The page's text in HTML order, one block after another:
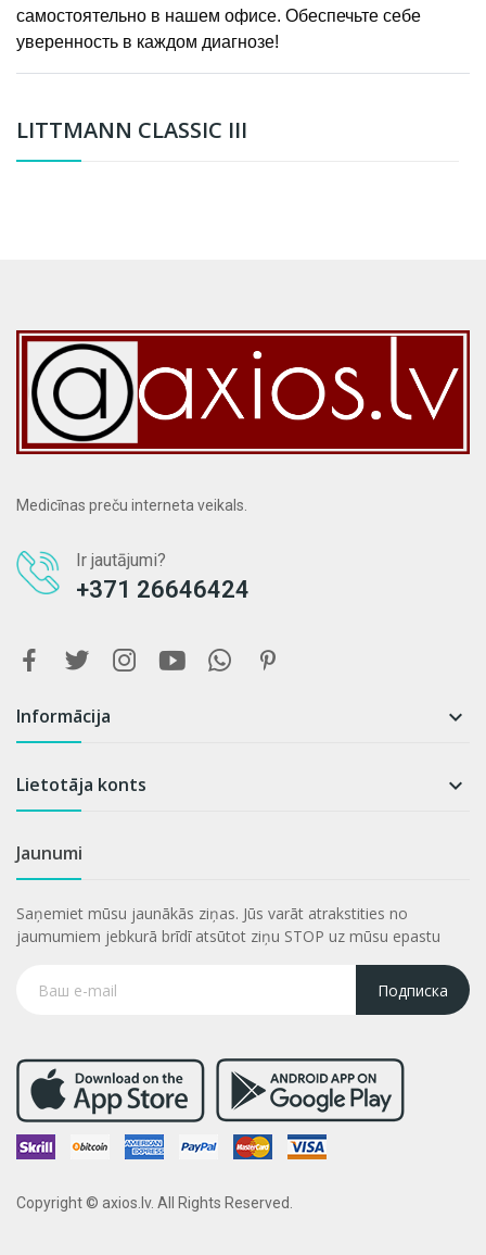
LITTMANN CLASSIC III
самостоятельно в нашем офисе. Обеспечьте себе
уверенность в каждом диагнозе!
Medicīnas preču interneta veikals.
Ir jautājumi?
+371 26646424
Informācija 
Lietotāja konts 
Jaunumi
Saņemiet mūsu jaunākās ziņas. Jūs varāt atrakstities no
jaumumiem jebkurā brīdī atsūtot ziņu STOP uz mūsu epastu
Подписка
Copyright © axios.lv. All Rights Reserved.